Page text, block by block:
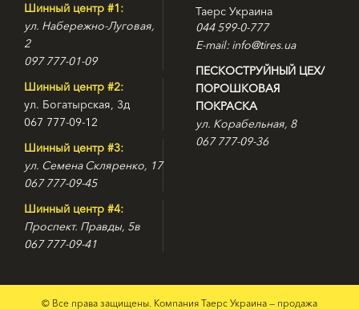
Шинный центр #1:
ул. Набережно-Луговая,
2
097 777-01-09
Шинный центр #2:
ул. Богатырская, 3д
067 777-09-12
Шинный центр #3:
ул. Семена Скляренко, 17
067 777-09-45
Шинный центр #4:
Проспект. Правды, 5в
067 777-09-41
Таерс Украина
044 599-0-777
E-mail: info@tires.ua
ПЕСКОСТРУЙНЫЙ ЦЕХ/
ПОРОШКОВАЯ
ПОКРАСКА
ул. Корабельная, 8
067 777-09-36
© Все права защищены. Компания Таерс Украина — продажа